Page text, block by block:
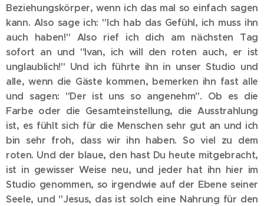
Beziehungskörper, wenn ich das mal so einfach sagen
kann. Also sage ich: "Ich hab das Gefühl, ich muss ihn
auch haben!" Also rief ich dich am nächsten Tag
sofort an und "Ivan, ich will den roten auch, er ist
unglaublich!" Und ich führte ihn in unser Studio und
alle, wenn die Gäste kommen, bemerken ihn fast alle
und sagen: "Der ist uns so angenehm". Ob es die
Farbe oder die Gesamteinstellung, die Ausstrahlung
ist, es fühlt sich für die Menschen sehr gut an und ich
bin sehr froh, dass wir ihn haben. So viel zu dem
roten. Und der blaue, den hast Du heute mitgebracht,
ist in gewisser Weise neu, und jeder hat ihn hier im
Studio genommen, so irgendwie auf der Ebene seiner
Seele, und "Jesus, das ist solch eine Nahrung für den